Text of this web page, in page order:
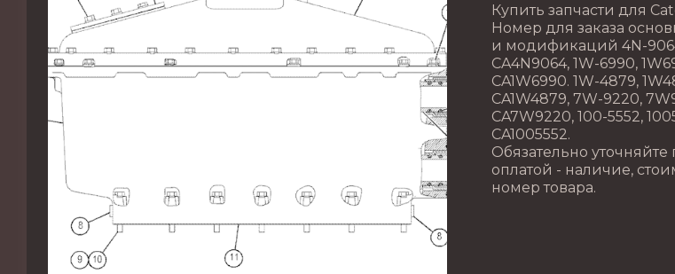
Купить запчасти для
Номер для заказа
и модификаций 4N-
CA4N9064, 1W-6990,
CA1W6990. 1W-4879,
CA1W4879, 7W-9220,
CA7W9220, 100-5552,
CA1005552.
Обязательно уточняйте
оплатой - наличие,
номер товара.